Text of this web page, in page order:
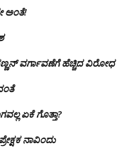
ಅಂತೆ!
ವರ್ಗಾವಣೆಗೆ ಹೆಚ್ಚಿದ‌ ವಿರೋಧ
ಏಕೆ ಗೊತ್ತಾ?
ನಾವಿಂದು